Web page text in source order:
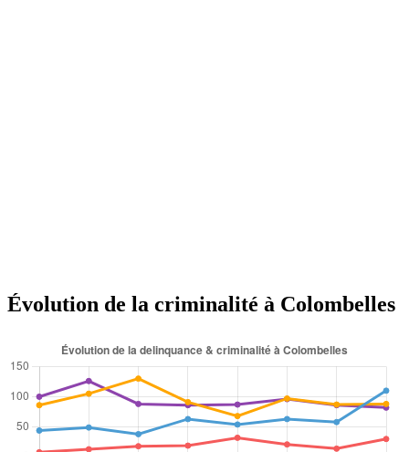
Évolution de la criminalité à Colombelles